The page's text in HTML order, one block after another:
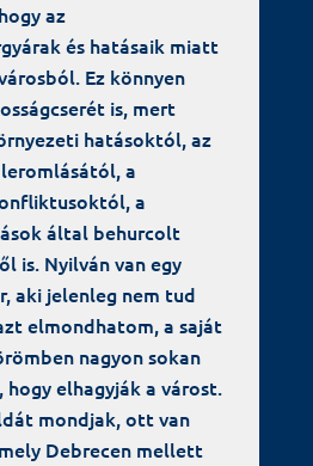
az
és hatásaik miatt
Ez könnyen
is, mert
hatásoktól, az
a
a
által behurcolt
is. Nyilván van egy
aki jelenleg nem tud
elmondhatom, a saját
nagyon sokan
elhagyják a várost.
mondjak, ott van
Debrecen mellett